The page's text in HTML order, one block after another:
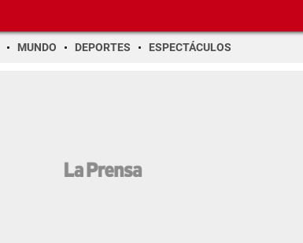
MUNDO DEPORTES ESPECTÁCULOS